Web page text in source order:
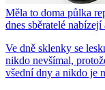
Měla to doma půlka
dnes sběratelé
Ve dně sklenky se
nikdo nevšímal,
všední dny a nikdo je